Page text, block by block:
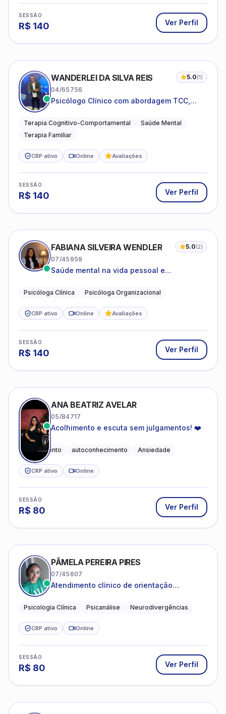
SESSÃO
R$ 140 Ver Perfil
WANDERLEI DA SILVA REIS 5.0(1)
04/65756
Psicólogo Clínico com abordagem TCC,
sistêmica
Terapia Cognitivo-Comportamental
Saúde Mental
Terapia Familiar
CRP ativo Online Avaliações
SESSÃO
R$ 140 Ver Perfil
FABIANA SILVEIRA WENDLER 5.0(2)
07/45959
Saúde mental na vida pessoal e
Psicóloga Clínica Psicóloga Organizacional
CRP ativo Online Avaliações
SESSÃO
R$ 140 Ver Perfil
ANA BEATRIZ AVELAR
05/84717
Acolhimento e escuta sem julgamentos! ❤️
Acolhimento autoconhecimento Ansiedade
CRP ativo Online
SESSÃO
R$ 80 Ver Perfil
PÂMELA PEREIRA PIRES
07/45607
Atendimento clínico de orientação
crianças neurotípicas
Psicologia Clínica Psicanálise Neurodivergências
CRP ativo Online
SESSÃO
R$ 80 Ver Perfil